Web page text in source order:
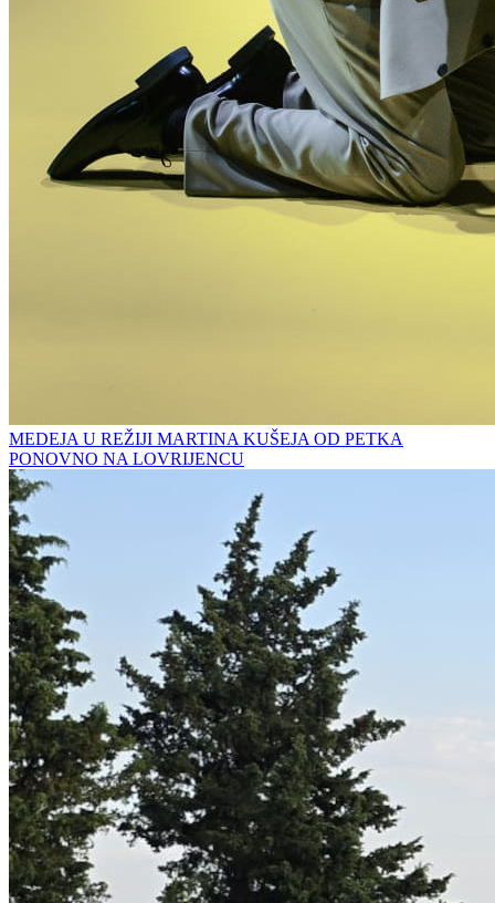
MEDEJA U REŽIJI MARTINA KUŠEJA OD PETKA
PONOVNO NA LOVRIJENCU